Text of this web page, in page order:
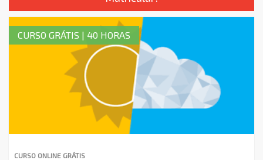
CURSO ONLINE GRÁTIS
CURSO GRÁTIS | 40 HORAS